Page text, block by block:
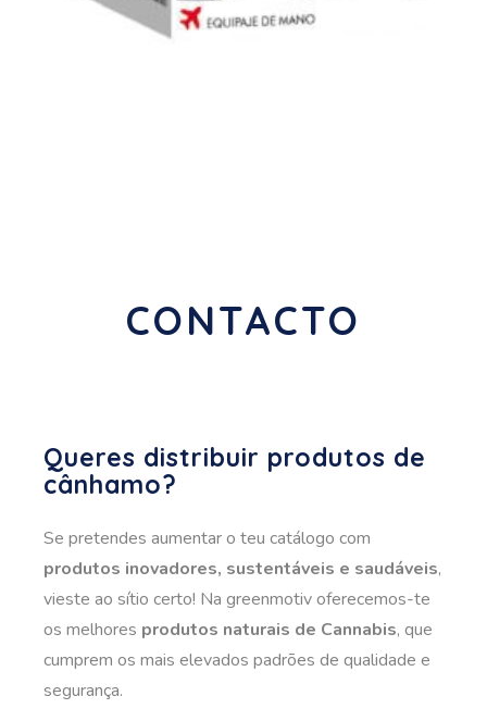
CONTACTO
Queres distribuir produtos de
cânhamo?
Se pretendes aumentar o teu catálogo com
produtos inovadores, sustentáveis e saudáveis,
vieste ao sítio certo! Na greenmotiv oferecemos-te
os melhores produtos naturais de Cannabis, que
cumprem os mais elevados padrões de qualidade e
segurança.